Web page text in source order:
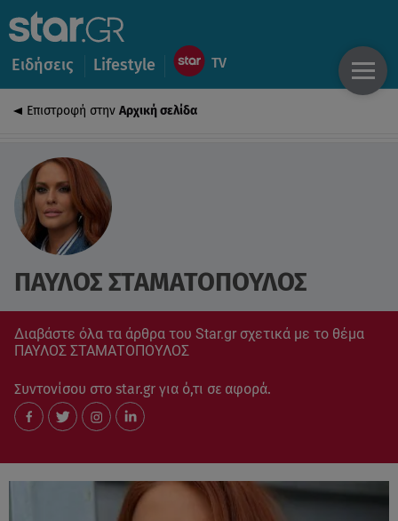
Ειδήσεις Lifestyle
Επιστροφή στην Αρχική σελίδα
ΠΑΥΛΟΣ ΣΤΑΜΑΤΟΠΟΥΛΟΣ
Διαβάστε όλα τα άρθρα του Star.gr σχετικά με το θέμα
ΠΑΥΛΟΣ ΣΤΑΜΑΤΟΠΟΥΛΟΣ
Συντονίσου στο star.gr για ό,τι σε αφορά.